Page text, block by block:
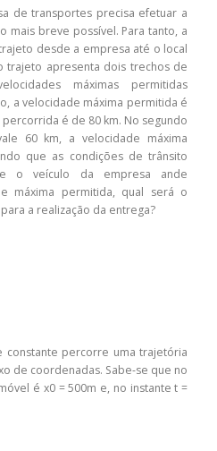
de transportes precisa efetuar a
mais breve possível. Para tanto, a
desde a empresa até o local
trajeto apresenta dois trechos de
máximas permitidas
a velocidade máxima permitida é
é de 80 km. No segundo
60 km, a velocidade máxima
que as condições de trânsito
o veículo da empresa ande
máxima permitida, qual será o
a realização da entrega?
constante percorre uma trajetória
de coordenadas. Sabe-se que no
é x0 = 500m e, no instante t =